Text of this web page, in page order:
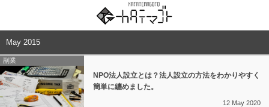
May 2015
副業
NPO法人設立とは？法人設立の方法をわかりやすく
簡単に纏めました。
12 May 2020